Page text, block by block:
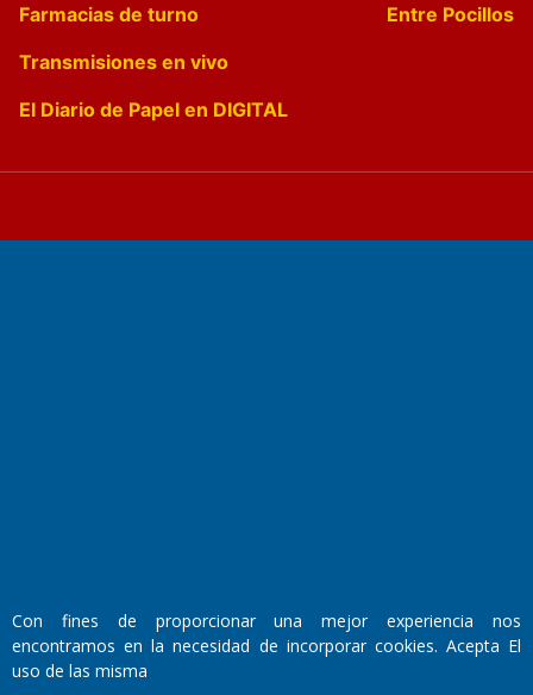
Farmacias de turno
Entre Pocillos
Transmisiones en vivo
El Diario de Papel en DIGITAL
Domicilio Legal: José Ingenieros 855,
Con fines de proporcionar una mejor experiencia nos
encontramos en la necesidad de incorporar cookies. Acepta El
uso de las misma